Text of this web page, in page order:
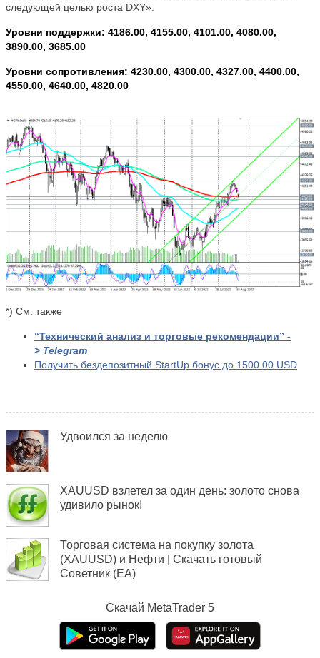
следующей целью роста DXY».
Уровни поддержки: 4186.00, 4155.00, 4101.00, 4080.00,
3890.00, 3685.00
Уровни сопротивления: 4230.00, 4300.00, 4327.00, 4400.00,
4550.00, 4640.00, 4820.00
*) См. также
“Технический анализ и торговые рекомендации” -
> Telegram
Получить бездепозитный StartUp бонус до 1500.00 USD
Удвоился за неделю
XAUUSD взлетел за один день: золото снова
удивило рынок!
Торговая система на покупку золота
(XAUUSD) и Нефти | Скачать готовый
Советник (EA)
Скачай MetaTrader 5